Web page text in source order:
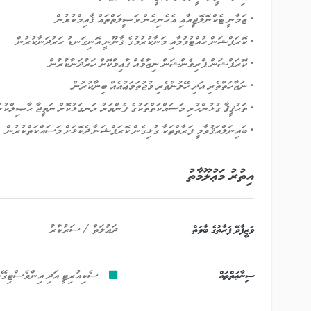
• ޒަމާނީ ޓެކްނޮލޮޖީއާއި އެހެނިހެން ވަޞީލަތްތައް ޤާއިމްކުރުން
• ކޮރަޕްޝަން ހުއްޓުވުމާއި މަނާކުރުމުގެ ޤާނޫނީ އޮނިގަނޑު ހަރުދަނާކުރުން
• ކޮރަޕްޝަން ޕްރިވެންޝަން ނިޒާމެއް ޤާއިމްކޮށް ހަރުދަނާކުރުން
• ނަޒާހަތްތެރި އަދި ހޭލުންތެރި މުޖުތަމަޢުއެއް ބިނާކުރުން
• ތަޙުޤީޤާ ގުޅުންހުރި މަސައްކަތްތަކުގެ ފެންވަރު ރަނގަޅުކޮށް ނަތީޖާ
• ބައިނަލްއަޤުވާމީ ފަރާތްތަކާ ގުޅިގެން ކޮރަޕްޝަނާ ދެކޮޅަށް މަސައްކަތްކުރުން
އިތުރު މަޢުލޫމާތު
ވަޒީފާދޭ ފަރާތުގެ ބާވަތް ދަޢުލަތް / ސަރުކާރު
ސިނާޢަތްތައް ސެކިއުރިޓީ އަދި